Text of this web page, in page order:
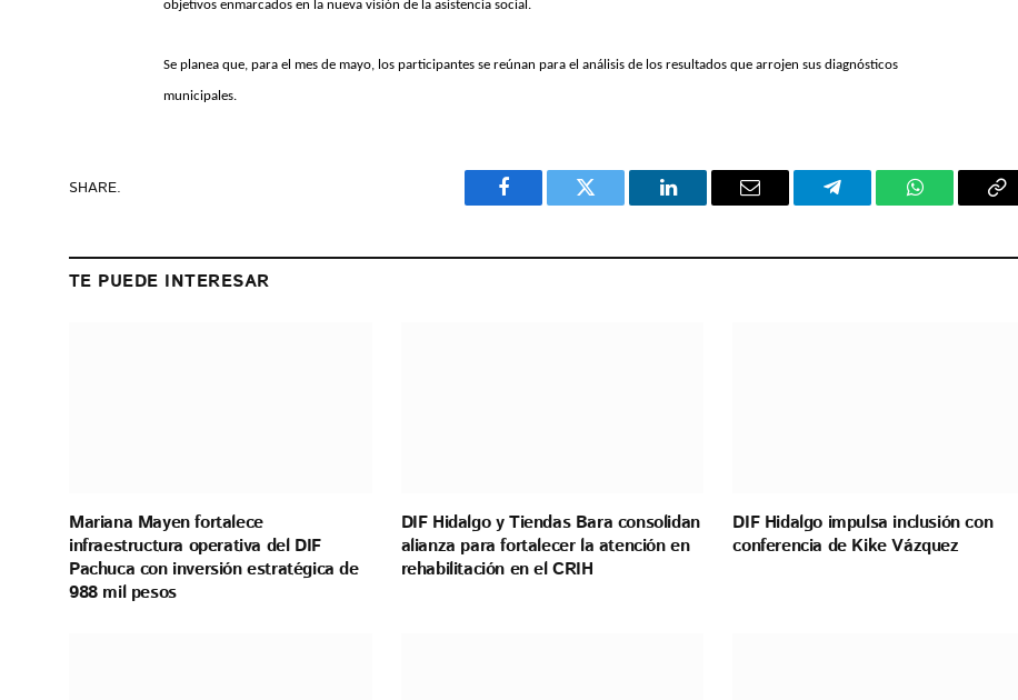
objetivos enmarcados en la nueva visión de la asistencia social.
Se planea que, para el mes de mayo, los participantes se reúnan para el análisis de los resultados que arrojen sus diagnósticos
municipales.
SHARE.
Facebook Twitter LinkedIn Email Telegram WhatsApp
TE PUEDE INTERESAR
Mariana Mayen fortalece
infraestructura operativa del DIF
Pachuca con inversión estratégica de
988 mil pesos
DIF Hidalgo y Tiendas Bara consolidan
alianza para fortalecer la atención en
rehabilitación en el CRIH
DIF Hidalgo impulsa inclusión con
conferencia de Kike Vázquez